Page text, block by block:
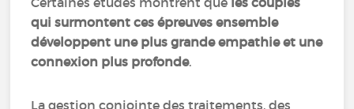
qui surmontent ces épreuves ensemble
développent une plus grande empathie et une
connexion plus profonde.
La gestion conjointe des traitements, des